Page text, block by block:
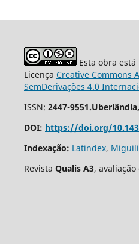
Esta obra está
Licença Creative Commons
SemDerivações 4.0
ISSN: 2447-
DOI: https://doi.org/
Indexação: Latindex,
Revista Qualis A3, avaliação